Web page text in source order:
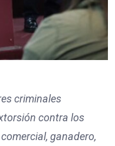
criminales
contra los
ganadero,